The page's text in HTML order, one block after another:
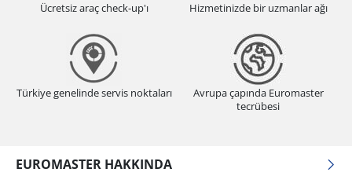
Ücretsiz araç check-up'ı Hizmetinizde bir uzmanlar ağı
Türkiye genelinde servis noktaları
Avrupa çapında Euromaster
tecrübesi
EUROMASTER HAKKINDA